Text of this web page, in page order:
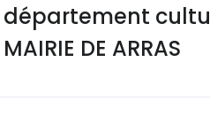
département
MAIRIE DE ARRAS